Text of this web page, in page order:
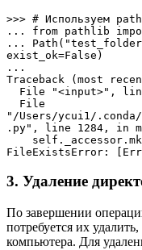
>>> # Используем
... from pathlib
...
exist_ok=False)
...
Traceback (most
"/Users/ycui1/
.py", line 1284, in
FileExistsError:
3. Удаление
По завершении
потребуется их
компьютера. Для